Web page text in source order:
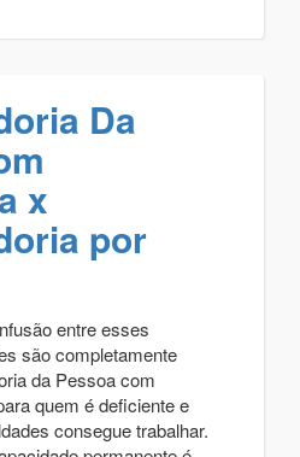
Da
x
por
entre esses
são completamente
da Pessoa com
quem é deficiente e
consegue trabalhar.